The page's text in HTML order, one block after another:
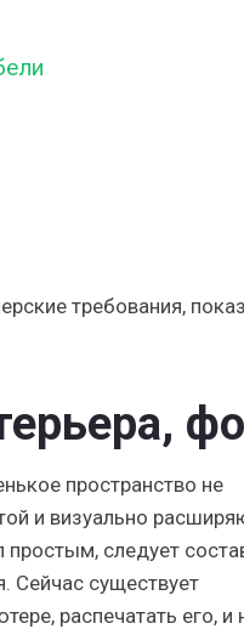
пространство не
и визуально
следует
Сейчас существует
распечатать его, и